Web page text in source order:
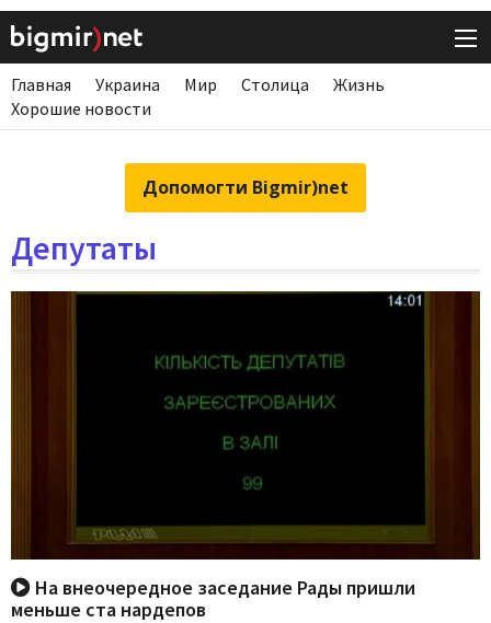
Главная Украина Мир Столица
Жизнь
Хорошие новости
Допомогти Bigmir)net
Депутаты
На внеочередное заседание Рады пришли
меньше ста нардепов